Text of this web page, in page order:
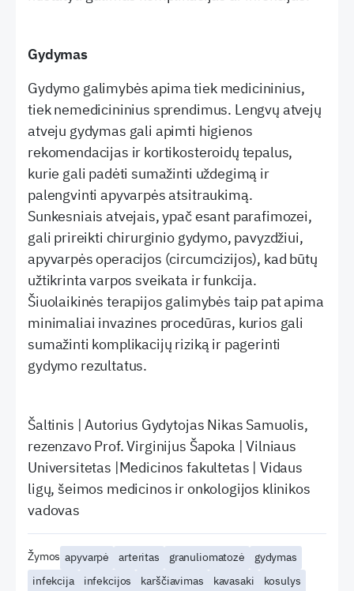
Gydymas
Gydymo galimybės apima tiek medicininius,
tiek nemedicininius sprendimus. Lengvų atvejų
atveju gydymas gali apimti higienos
rekomendacijas ir kortikosteroidų tepalus,
kurie gali padėti sumažinti uždegimą ir
palengvinti apyvarpės atsitraukimą.
Sunkesniais atvejais, ypač esant parafimozei,
gali prireikti chirurginio gydymo, pavyzdžiui,
apyvarpės operacijos (circumcizijos), kad būtų
užtikrinta varpos sveikata ir funkcija.
Šiuolaikinės terapijos galimybės taip pat apima
minimaliai invazines procedūras, kurios gali
sumažinti komplikacijų riziką ir pagerinti
gydymo rezultatus.
Šaltinis | Autorius Gydytojas Nikas Samuolis,
rezenzavo Prof. Virginijus Šapoka | Vilniaus
Universitetas |Medicinos fakultetas | Vidaus
ligų, šeimos medicinos ir onkologijos klinikos
vadovas
Žymos apyvarpė arteritas granuliomatozė
gydymas
infekcija
infekcijos karščiavimas kavasaki kosulys